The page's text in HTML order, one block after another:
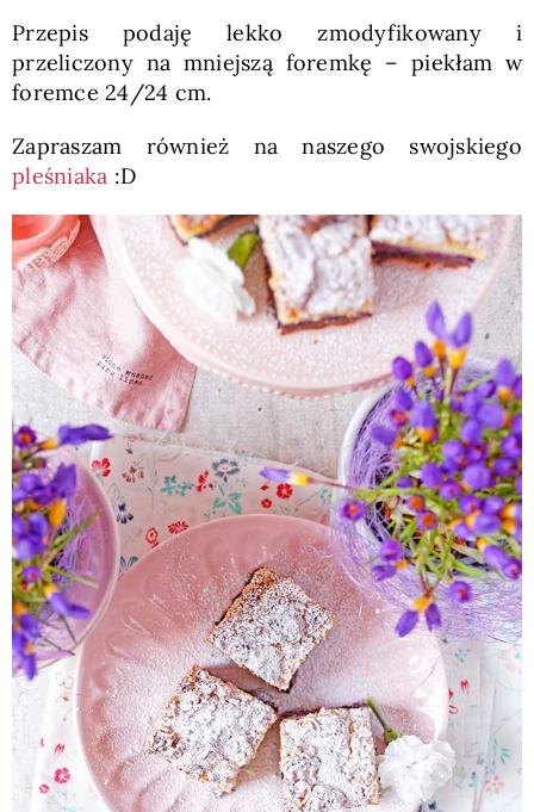
Przepis podaję lekko zmodyfikowany i
przeliczony na mniejszą foremkę – piekłam w
foremce 24/24 cm.
Zapraszam również na naszego swojskiego
pleśniaka :D